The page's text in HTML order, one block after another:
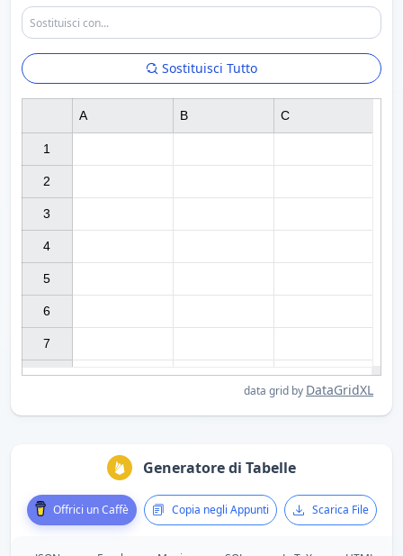
Sostituisci Tutto
data grid by DataGridXL
1
2
3
4
5
6
7
A B C
Generatore di Tabelle
Offrici un Caffè Copia negli Appunti Scarica File